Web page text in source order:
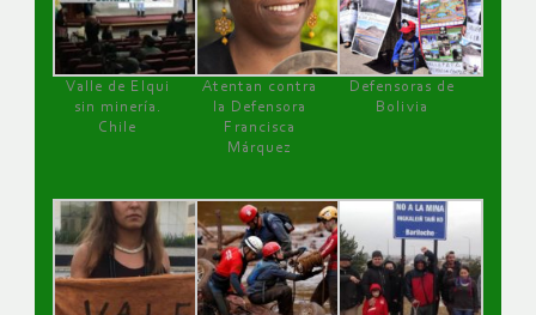
Valle de Elqui
sin minería.
Chile
Atentan contra
la Defensora
Francisca
Márquez
Defensoras de
Bolivia